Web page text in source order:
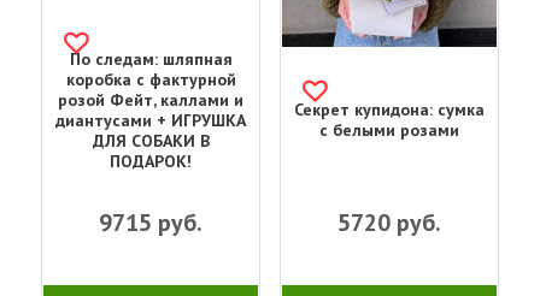
По следам: шляпная
коробка с фактурной
розой Фейт, каллами и
диантусами + ИГРУШКА
ДЛЯ СОБАКИ В
ПОДАРОК!
9715 руб.
Секрет купидона: сумка
с белыми розами
5720руб.